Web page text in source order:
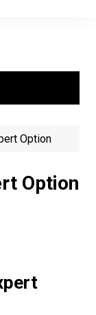
Option
Option